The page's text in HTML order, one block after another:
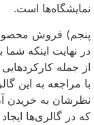
نمایشگاه‌ها است.
پنجم) فروش
در نهایت اینکه
از جمله
با مراجعه به این
نظرشان به خریدن
که در گالری‌ها